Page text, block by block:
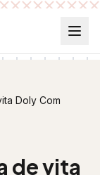
Doly Com
de vita